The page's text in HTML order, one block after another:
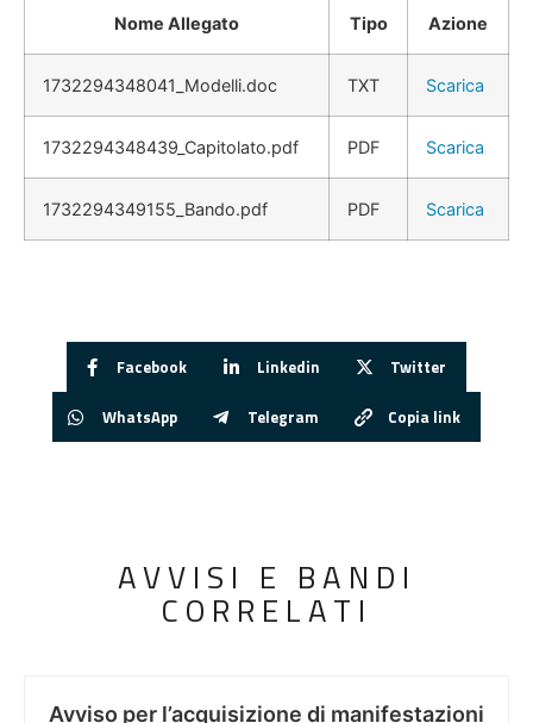
Nome Allegato Tipo Azione
1732294348041_Modelli.doc TXT Scarica
1732294348439_Capitolato.pdf PDF Scarica
1732294349155_Bando.pdf PDF Scarica
Facebook Linkedin Twitter
WhatsApp Telegram Copia link
AVVISI E BANDI
CORRELATI
Avviso per l’acquisizione di manifestazioni